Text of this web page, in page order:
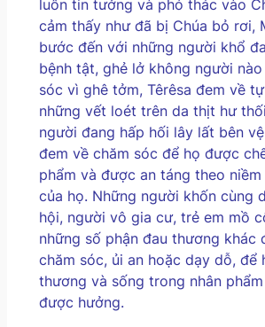
luôn tin tưởng và phó thác vào
cảm thấy như đã bị Chúa bỏ rơi,
bước đến với những người khổ
bệnh tật, ghẻ lở không người
sóc vì ghê tởm, Têrêsa đem về
những vết loét trên da thịt hư
người đang hấp hối lây lất bên
đem về chăm sóc để họ được
phẩm và được an táng theo
của họ. Những người khốn cùng
hội, người vô gia cư, trẻ em mồ
những số phận đau thương khác
chăm sóc, ủi an hoặc dạy dỗ, để
thương và sống trong nhân
được hưởng.